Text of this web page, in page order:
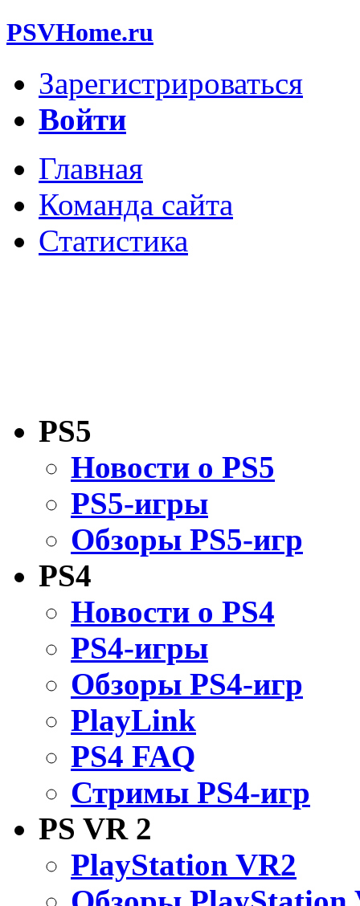
PSVHome.ru
Зарегистрироваться
Войти
Главная
Команда сайта
Статистика
PS5
Новости о PS5
PS5-игры
Обзоры PS5-игр
PS4
Новости о PS4
PS4-игры
Обзоры PS4-игр
PlayLink
PS4 FAQ
Стримы PS4-игр
PS VR 2
PlayStation VR2